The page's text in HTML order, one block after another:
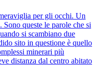
per gli occhi. Un
Sono queste le parole che si
si scambiano due
sito in questione è quello
minerari più
distanza dal centro abitato